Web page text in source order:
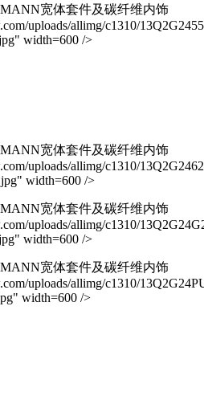
宽体套件及碳纤维内饰
uploads/allimg/c1310/
width=600 />
宽体套件及碳纤维内饰
uploads/allimg/c1310/
width=600 />
宽体套件及碳纤维内饰
uploads/allimg/c1310/
width=600 />
宽体套件及碳纤维内饰
uploads/allimg/c1310/
width=600 />